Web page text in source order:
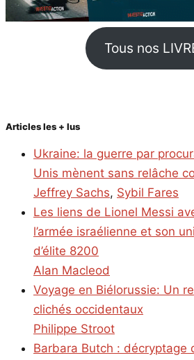
Tous nos
Articles les + lus
Ukraine: la guerre par
Unis mènent sans relâche
Jeffrey Sachs, Sybil Fares
Les liens de Lionel Messi
l’armée israélienne et son
d’élite 8200
Alan Macleod
Voyage en Biélorussie: Un
clichés occidentaux
Philippe Stroot
Barbara Butch : décryptage